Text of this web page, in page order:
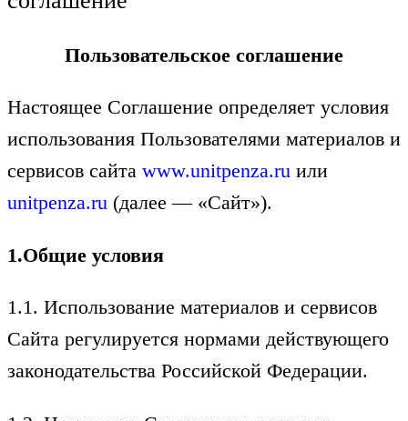
Пользовательское соглашение
Настоящее Соглашение определяет условия
использования Пользователями материалов и
сервисов сайта www.unitpenza.ru или
unitpenza.ru (далее — «Сайт»).
1.Общие условия
1.1. Использование материалов и сервисов
Сайта регулируется нормами действующего
законодательства Российской Федерации.